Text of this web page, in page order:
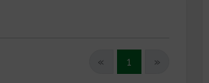
« 1 (current)
»